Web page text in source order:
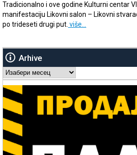
Tradicionalno i ove godine Kulturni centar
manifestaciju Likovni salon – Likovni
po trideseti drugi put. više…
Arhive
Arhive